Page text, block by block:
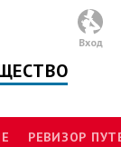
Вход
РЕВИЗОР